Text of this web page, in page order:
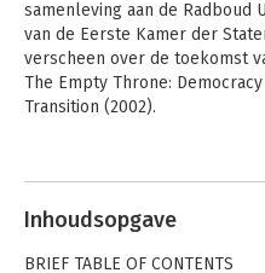
samenleving aan de Radboud
van de Eerste Kamer der
verscheen over de toekomst
The Empty Throne:
Transition (2002).
Andere boeken
Bijsterveld
Inhoudsopgave
BRIEF TABLE OF CONTENTS